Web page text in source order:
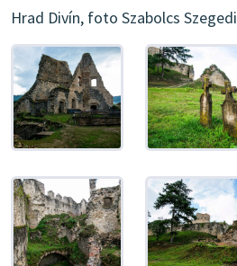
Hrad Divín, foto Szabolcs Szegedi